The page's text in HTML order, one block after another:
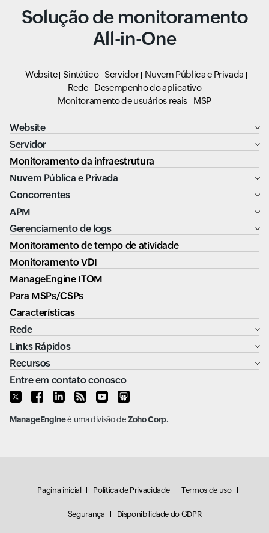
Solução de monitoramento
All-in-One
Website Sintético Servidor
Nuvem Pública e Privada
Rede
Desempenho do aplicativo
Monitoramento de usuários reais
MSP
Website
Servidor
Monitoramento da infraestrutura
Nuvem Pública e Privada
Concorrentes
APM
Gerenciamento de logs
Monitoramento de tempo de atividade
Monitoramento VDI
ManageEngine ITOM
Para MSPs/CSPs
Características
Rede
Links Rápidos
Recursos
Entre em contato conosco
ManageEngineé uma divisão deZoho Corp.
Pagina inicial Política de Privacidade Termos de uso
Segurança Disponibilidade do GDPR